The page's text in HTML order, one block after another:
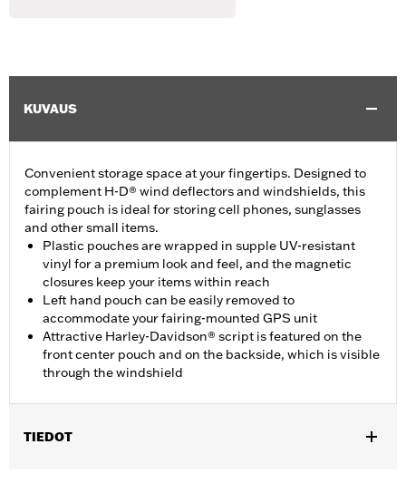
KUVAUS
Convenient storage space at your fingertips. Designed to
complement H-D® wind deflectors and windshields, this
fairing pouch is ideal for storing cell phones, sunglasses
and other small items.
Plastic pouches are wrapped in supple UV-resistant
vinyl for a premium look and feel, and the magnetic
closures keep your items within reach
Left hand pouch can be easily removed to
accommodate your fairing-mounted GPS unit
Attractive Harley-Davidson® script is featured on the
front center pouch and on the backside, which is visible
through the windshield
TIEDOT